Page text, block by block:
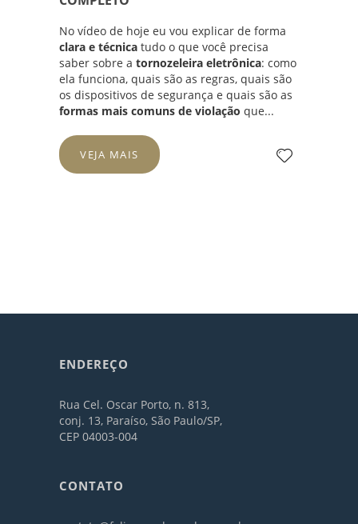
No vídeo de hoje eu vou explicar de forma
clara e técnica tudo o que você precisa
saber sobre a tornozeleira eletrônica: como
ela funciona, quais são as regras, quais são
os dispositivos de segurança e quais são as
formas mais comuns de violação que...
VEJA MAIS
ENDEREÇO
Rua Cel. Oscar Porto, n. 813,
conj. 13, Paraíso, São Paulo/SP,
CEP 04003-004
CONTATO